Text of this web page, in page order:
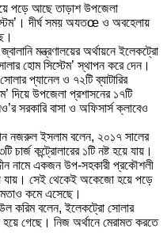
পড়ে আছে তাড়াশ উপজেলা
দীর্ঘ সময় অযতœ ও অবহেলায়
মন্ত্রণালয়ের অর্থায়নে ইলেকট্রো
হোম সিস্টেম’ স্থাপন করে দেন।
প্যানেল ও ৭২টি ব্যাটারির
দিয়ে উপজেলা প্রশাসনের ১৭টি
সরকারি বাসা ও অফিসার্স ক্লাবেও
নজরুল ইসলাম বলেন, ২০১৭ সালের
চার্জ কন্ট্রোলারের ১টি নষ্ট হয়ে যায়।
নামে একজন উপ-সহকারী প্রকৌশলী
যায়। সেই থেকেই অকেজো হয়ে পড়ে
কমে এসেছে।
করিম বলেন, ইলেকট্রো সোলার
হয়ে গেছে। নিজ অর্থানে মেরামত করতে